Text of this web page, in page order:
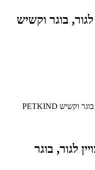
מצויין לגור, בוגר וקשיש
2.7 ק"ג מצויין לגור, בוגר